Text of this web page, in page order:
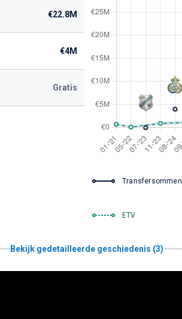
€22.8M
€4M
Gratis
Transfersommen
ETV
Bekijk gedetailleerde geschiedenis (3)